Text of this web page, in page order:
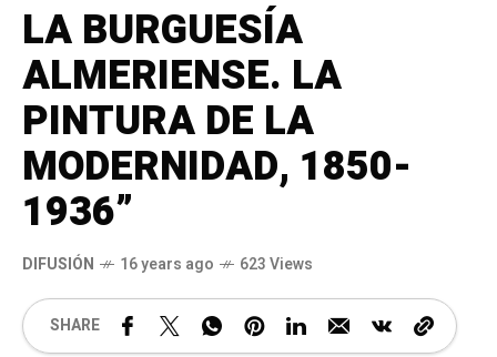
LA BURGUESÍA
ALMERIENSE. LA
PINTURA DE LA
MODERNIDAD, 1850-
1936”
DIFUSIÓN 16 years ago 623 Views
SHARE